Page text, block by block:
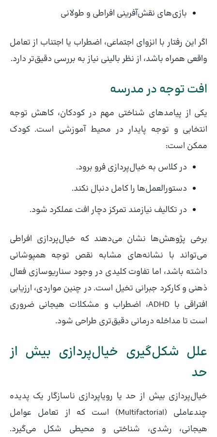
بازی‌های نقش‌آفرینی افراطی و طولانی
اگر این رفتار با انزوای اجتماعی، اضطراب یا اجتناب از تعامل
واقعی همراه باشد، از نظر بالینی نیاز به بررسی دقیق‌تر دارد.
افت توجه در مدرسه
یکی از پیامدهای شناختی مهم در کودکان، کاهش توجه
انتخابی و توجه پایدار در محیط آموزشی است. کودک
ممکن است:
در کلاس به خیال‌پردازی فرو برود.
دستورالعمل‌ها را کامل دنبال نکند.
در تکالیف نیازمند تمرکز دچار افت عملکرد شود.
برخی پژوهش‌ها نشان می‌دهند که خیال‌پردازی افراطی
می‌تواند با نشانه‌های مشابه نقص توجه همپوشانی
داشته باشد، اما تفاوت کلیدی در وجود سناریوسازی فعال
ذهنی و کارکرد جبرانی تخیل است. در چنین مواردی، ارزیابی
افتراقی با ADHD، اضطراب و مشکلات هیجانی ضروری
است تا مداخله درمانی دقیق‌تری طراحی شود.
علل شکل‌گیری خیال‌پردازی بیش از
حد
خیال‌پردازی بیش از حد یا رویاپردازی ناسازگار یک پدیده
چندعاملی (Multifactorial) است که از تعامل عوامل
هیجانی، رشدی، شناختی و محیطی شکل می‌گیرد.